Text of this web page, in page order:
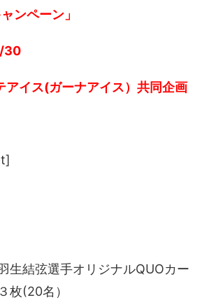
ンペーン」
30
アイス(ガーナアイス）共同企画
生結弦選手オリジナルQUOカー
枚(20名）